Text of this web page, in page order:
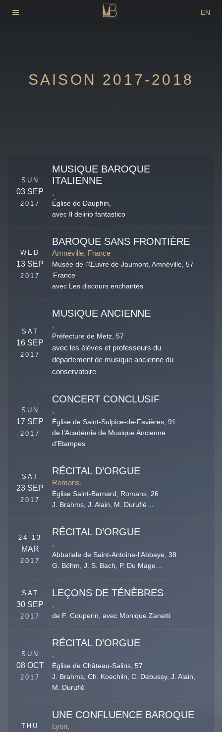
EN
SAISON 2017-2018
SUN
03 SEP
2017
MUSIQUE BAROQUE
ITALIENNE
,
Église de Dauphin,
avec Il delirio fantastico
WED
13 SEP
2017
BAROQUE SANS FRONTIÈRE
Amnéville, France
Musée de l’Œuvre de Jaumont,Amnéville, 57
France
avec Les discours enchantés
SAT
16 SEP
2017
MUSIQUE ANCIENNE
,
Préfecture de Metz,57
avec les élèves et professeurs du
département de musique ancienne du
conservatoire
SUN
17 SEP
2017
CONCERT CONCLUSIF
,
Église de Saint-Sulpice-de-Favières,91
de l’Académie de Musique Ancienne
d’Etampes
SAT
23 SEP
2017
RÉCITAL D’ORGUE
Romans,
Église Saint-Barnard, Romans, 26
J. Brahms, J. Alain, M. Duruflé…
24-13
MAR
2017
RÉCITAL D’ORGUE
,
Abbatiale de Saint-Antoine-l’Abbaye,38
G. Böhm, J. S. Bach, P. Du Mage…
SAT
30 SEP
2017
LEÇONS DE TÉNÈBRES
,
de F. Couperin, avec Monique Zanetti
SUN
08 OCT
2017
RÉCITAL D’ORGUE
,
Église de Château-Salins,57
J. Brahms, Ch. Koechlin, C. Debussy, J. Alain,
M. Duruflé
THU
UNE CONFLUENCE BAROQUE
Lyon,